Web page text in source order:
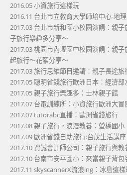
2016.05 小資旅行這樣玩
2016.11 台北市立教育大學師培中心-地
2017.03 台北市新和國小校園演講：親
子旅行樂趣多分享～
2017.03 桃園市內壢國中校園演講：親
起旅行～花絮分享～
2017.03 旅行思維節目邀請：親子長途
2017.05 聰明省錢旅行歐洲日本：經濟部
2017.05 親子旅行樂趣多：士林親子館
2017.07 台電訓練所：小資旅行歐洲大冒
2017.07 tutorabc直播：歐洲省錢旅行
2017.08 親子旅行，浪漫教養：螢橋國小
2017.09 歐洲省錢自助旅行:台茂生活講座
2017.10 資誠會計師公司：親子旅行與教
2017.10 台南市安平國小：來當親子背包
2017.11 skyscannerX流浪ing：冰島這